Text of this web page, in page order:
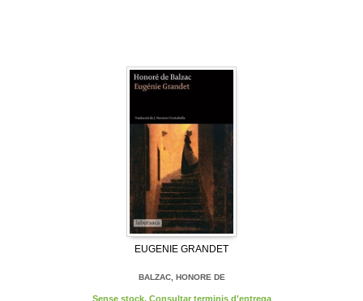
EUGENIE GRANDET
BALZAC, HONORE DE
Sense stock. Consultar terminis d'entrega